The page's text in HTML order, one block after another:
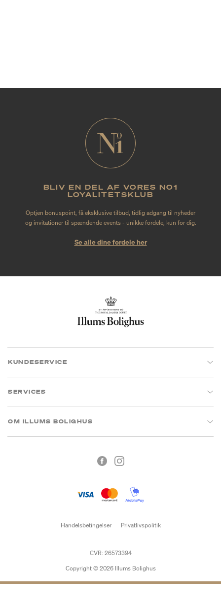
BLIV EN DEL AF VORES NO1
LOYALITETSKLUB
Optjen bonuspoint, få eksklusive tilbud, tidlig adgang til nyheder
og invitationer til spændende events - unikke fordele, kun for dig.
Se alle dine fordele her
KUNDESERVICE
SERVICES
OM ILLUMS BOLIGHUS
Handelsbetingelser Privatlivspolitik
CVR: 26573394
Copyright © 2026 Illums Bolighus